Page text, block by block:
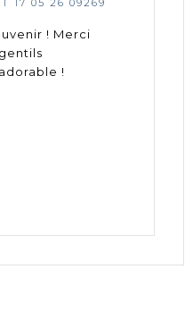
17 05 26 09269
! Merci
!